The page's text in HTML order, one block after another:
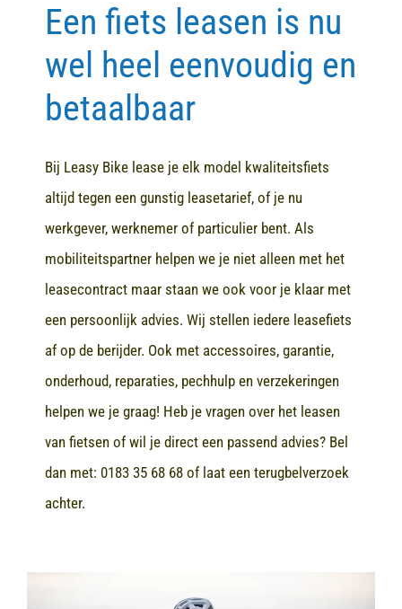
Contact
Een fiets leasen is nu
wel heel eenvoudig en
betaalbaar
Bij Leasy Bike lease je elk model kwaliteitsfiets
altijd tegen een gunstig leasetarief, of je nu
werkgever, werknemer of particulier bent. Als
mobiliteitspartner helpen we je niet alleen met het
leasecontract maar staan we ook voor je klaar met
een persoonlijk advies. Wij stellen iedere leasefiets
af op de berijder. Ook met accessoires, garantie,
onderhoud, reparaties, pechhulp en verzekeringen
helpen we je graag! Heb je vragen over het leasen
van fietsen of wil je direct een passend advies? Bel
dan met: 0183 35 68 68of laat een terugbelverzoek
achter.